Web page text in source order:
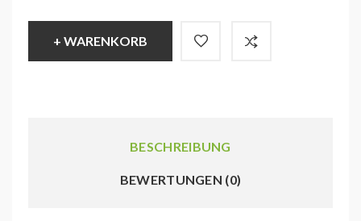
+ WARENKORB
BESCHREIBUNG
BEWERTUNGEN (0)